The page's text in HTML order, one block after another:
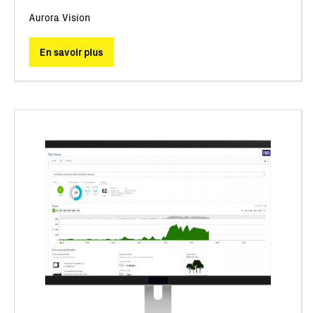
Aurora Vision
En savoir plus